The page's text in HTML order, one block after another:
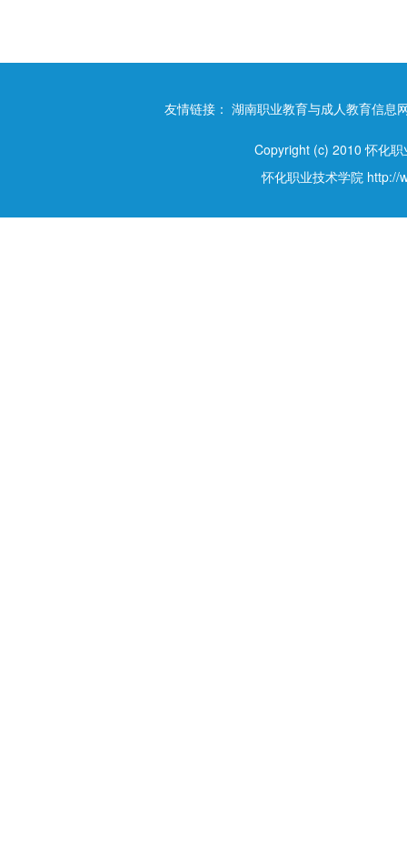
友情链接： 湖南职业教育与成人教育信息
Copyright (c) 2010 怀化
怀化职业技术学院 http://